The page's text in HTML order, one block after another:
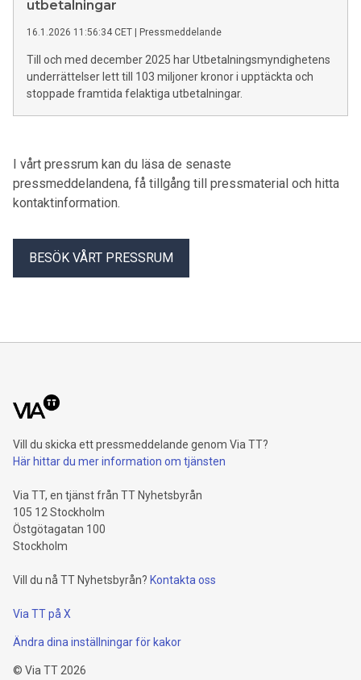
utbetalningar
16.1.2026 11:56:34 CET Pressmeddelande
Till och med december 2025 har Utbetalningsmyndighetens
underrättelser lett till 103 miljoner kronor i upptäckta och
stoppade framtida felaktiga utbetalningar.
I vårt pressrum kan du läsa de senaste
pressmeddelandena, få tillgång till pressmaterial och hitta
kontaktinformation.
BESÖK VÅRT PRESSRUM
Vill du skicka ett pressmeddelande genom Via TT?
Här hittar du mer information om tjänsten
Via TT, en tjänst från TT Nyhetsbyrån
105 12 Stockholm
Östgötagatan 100
Stockholm
Vill du nå TT Nyhetsbyrån? Kontakta oss
Via TT på X
Ändra dina inställningar för kakor
© Via TT 2026